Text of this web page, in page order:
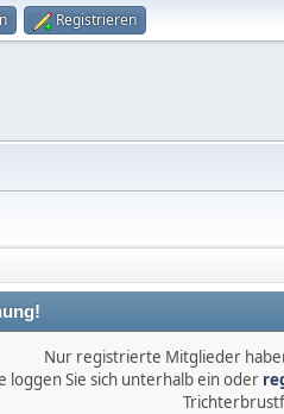
Registrieren
Nur registrierte Mitglieder
loggen Sie sich unterhalb ein oder